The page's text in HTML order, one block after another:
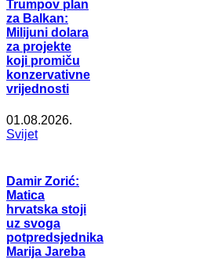
Trumpov plan
za Balkan:
Milijuni dolara
za projekte
koji promiču
konzervativne
vrijednosti
01.08.2026.
Svijet
Damir Zorić:
Matica
hrvatska stoji
uz svoga
potpredsjednika
Marija Jareba